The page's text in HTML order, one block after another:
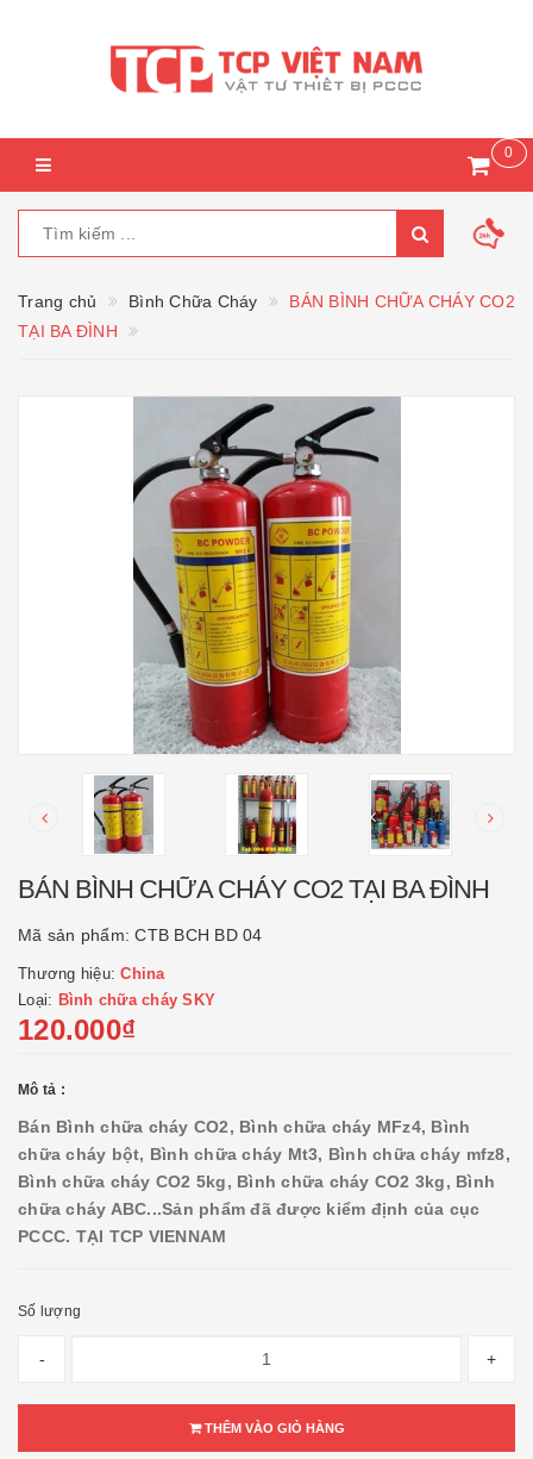
0
Trang chủ Bình Chữa Cháy
BÁN BÌNH CHỮA CHÁY CO2
TẠI BA ĐÌNH
BÁN BÌNH CHỮA CHÁY CO2 TẠI BA ĐÌNH
Mã sản phẩm:CTB BCH BD 04
Thương hiệu:China
Loại: Bình chữa cháy SKY
120.000₫
Mô tả :
Bán Bình chữa cháy CO2, Bình chữa cháy MFz4, Bình
chữa cháy bột, Bình chữa cháy Mt3, Bình chữa cháy mfz8,
Bình chữa cháy CO2 5kg, Bình chữa cháy CO2 3kg, Bình
chữa cháy ABC...Sản phẩm đã được kiểm định của cục
PCCC. TẠI TCP VIENNAM
Số lượng
- +
THÊM VÀO GIỎ HÀNG